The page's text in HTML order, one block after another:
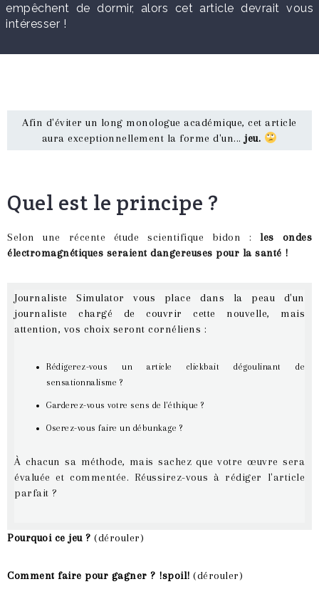
empêchent de dormir, alors cet article devrait vous
intéresser !
Afin d'éviter un long monologue académique, cet article
aura exceptionnellement la forme d'un... jeu.
Quel est le principe ?
Selon une récente étude scientifique bidon :les ondes
électromagnétiques seraient dangereuses pour la santé !
Journaliste Simulator vous place dans la peau d'un
journaliste chargé de couvrir cette nouvelle, mais
attention, vos choix seront cornéliens :
Rédigerez-vous un article clickbait dégoulinant de
sensationnalisme ?
Garderez-vous votre sens de l'éthique ?
Oserez-vous faire un débunkage ?
À chacun sa méthode, mais sachez que votre œuvre sera
évaluée et commentée. Réussirez-vous à rédiger l'article
parfait ?
Pourquoi ce jeu ? (dérouler)
Comment faire pour gagner ? !spoil! (dérouler)